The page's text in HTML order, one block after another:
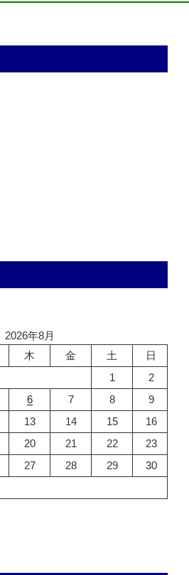
2026年8月
木 金 土
日
1
2
6 7 8
9
13 14 15
16
20 21 22
23
27 28 29
30